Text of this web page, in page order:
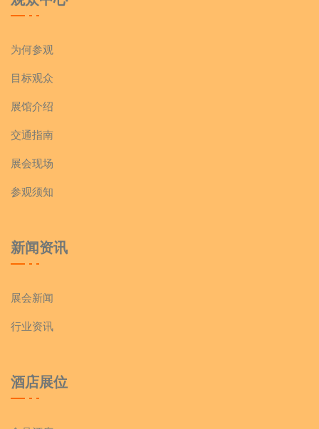
为何参观
目标观众
展馆介绍
交通指南
展会现场
参观须知
新闻资讯
展会新闻
行业资讯
酒店展位